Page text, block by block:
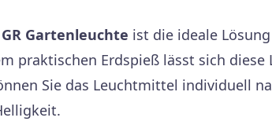
GR Gartenleuchte ist die ideale
praktischen Erdspieß lässt sich
Sie das Leuchtmittel individuell